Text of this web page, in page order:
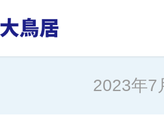
2023年7